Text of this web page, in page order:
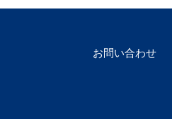
お問い合わせ